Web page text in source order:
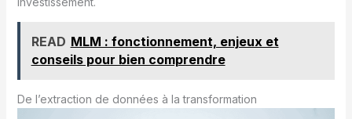
READ MLM : fonctionnement, enjeux et
conseils pour bien comprendre
De l’extraction de données à la transformation